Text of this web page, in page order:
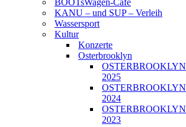
BOOTsWagen-Café
KANU – und SUP – Verleih
Wassersport
Kultur
Konzerte
Osterbrooklyn
OSTERBROOKLYN
2025
OSTERBROOKLYN
2024
OSTERBROOKLYN
2023